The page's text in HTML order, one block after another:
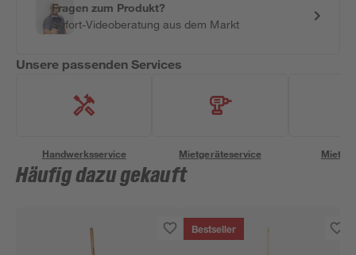
Fragen zum Produkt?
Sofort-Videoberatung aus dem Markt
Unsere passenden Services
Handwerksservice Mietgeräteservice
Häufig dazu gekauft
Bestseller